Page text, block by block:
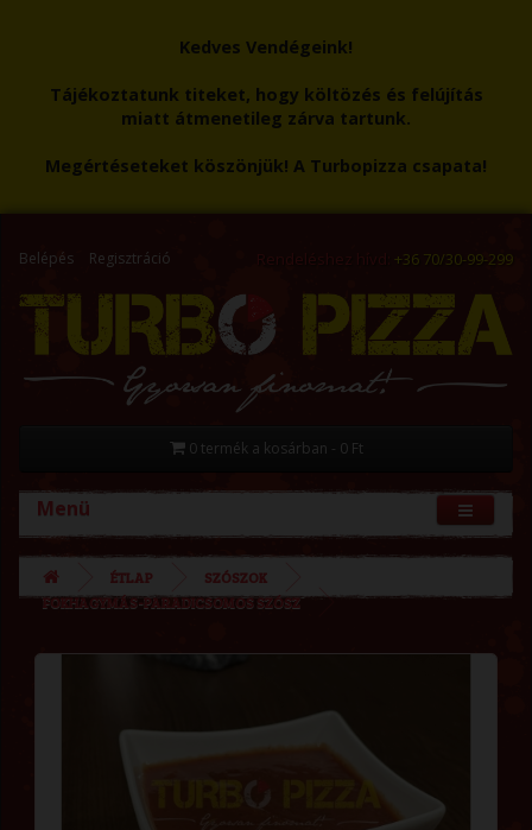
Kedves Vendégeink!
Tájékoztatunk titeket, hogy költözés és felújítás
miatt átmenetileg zárva tartunk.
Megértéseteket köszönjük! A Turbopizza csapata!
Belépés Regisztráció Rendeléshez hívd: +36 70/30-99-299
0 termék a kosárban - 0 Ft
Menü
ÉTLAP
SZÓSZOK
FOKHAGYMÁS-PARADICSOMOS SZÓSZ